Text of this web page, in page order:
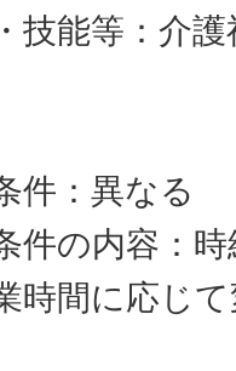
技能等：介
件：異なる
件の内容：
時間に応じ